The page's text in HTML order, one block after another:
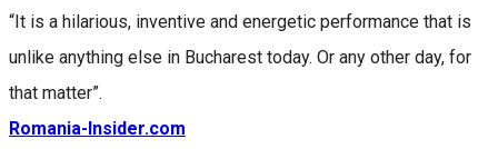
“It is a hilarious, inventive and energetic performance that is
unlike anything else in Bucharest today. Or any other day, for
that matter”.
Romania-Insider.com